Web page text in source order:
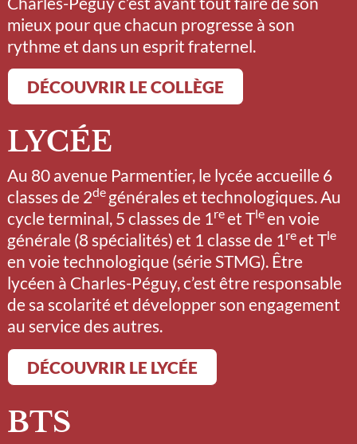
mieux pour que chacun progresse à son
rythme et dans un esprit fraternel.
DÉCOUVRIR LE COLLÈGE
LYCÉE
Au 80 avenue Parmentier, le lycée accueille 6
classes de 2de générales et technologiques. Au
cycle terminal, 5 classes de 1reet Tleen voie
générale (8 spécialités) et 1 classe de 1reet Tle
en voie technologique (série STMG). Être
lycéen à Charles-Péguy, c’est être responsable
de sa scolarité et développer son engagement
au service des autres.
DÉCOUVRIR LE LYCÉE
BTS